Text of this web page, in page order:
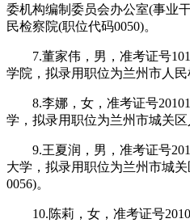
委机构编制委员会办公室(事业
民检察院(职位代码0050)。
7.董家伟，男，准考证号
学院，拟录用职位为兰州市人民
8.李娜，女，准考证号
学，拟录用职位为兰州市城关区
9.王夏润，男，准考证号
大学，拟录用职位为兰州市城
0056)。
10.陈莉，女，准考证号